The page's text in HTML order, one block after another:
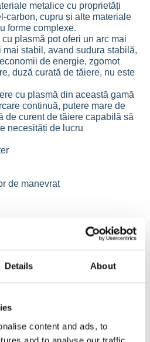
Details About
content and ads, to
and to analyse our traffic.
metalice cu proprietăți
carbon, cupru și alte materiale
forme complexe.
plasmă pot oferi un arc mai
stabil, avand sudura stabilă,
de energie, zgomot
duză curată de tăiere, nu este
cu plasmă din această gamă
continuă, putere mare de
de curent de tăiere capabilă să
necesități de lucru
de manevrat
4m